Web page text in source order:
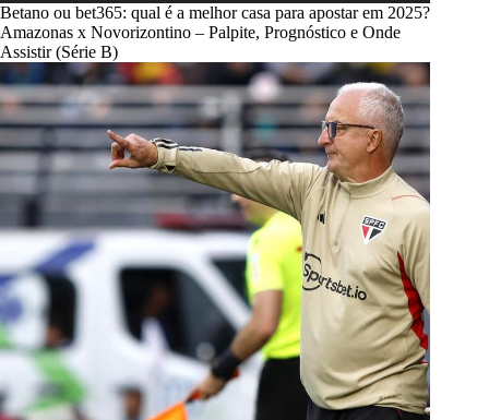
Betano ou bet365: qual é a melhor casa para apostar em 2025?
Amazonas x Novorizontino – Palpite, Prognóstico e Onde
Assistir (Série B)